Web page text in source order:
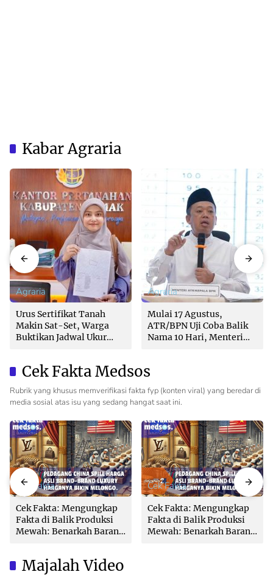
Kabar Agraria
Agraria
Urus Sertifikat Tanah
Makin Sat-Set, Warga
Buktikan Jadwal Ukur
Agraria
Mulai 17 Agustus,
ATR/BPN Uji Coba Balik
Nama 10 Hari, Menteri
Cek Fakta Medsos
Rubrik yang khusus memverifikasi fakta fyp (konten viral) yang beredar di
media sosial atas isu yang sedang hangat saat ini.
Cek Fakta
Cek Fakta: Mengungkap
Fakta di Balik Produksi
Mewah: Benarkah Barang
Cek Fakta
Cek Fakta: Mengungkap
Fakta di Balik Produksi
Mewah: Benarkah Barang
Majalah Video